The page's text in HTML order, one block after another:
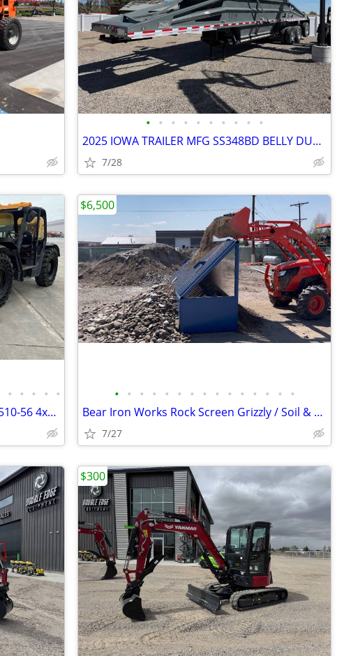
• • • • • • • • • •
2025 IOWA TRAILER MFG SS348BD BELLY DUMP
7/28
• • • • •
Used Telehandler Forklift 2018 JCB 510-56 4x4x4 10,000 LB 56' Reach Di
• • • • • • • • • • • • • • •
Bear Iron Works Rock Screen Grizzly / Soil & Dirt Sifter
7/27
$6,500
$300